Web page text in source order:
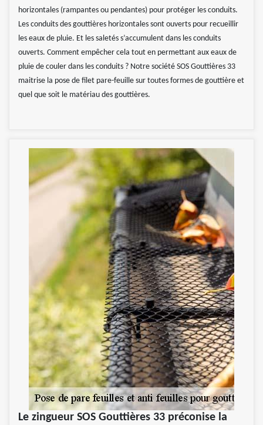
horizontales (rampantes ou pendantes) pour protéger les conduits.
Les conduits des gouttières horizontales sont ouverts pour recueillir
les eaux de pluie. Et les saletés s’accumulent dans les conduits
ouverts. Comment empêcher cela tout en permettant aux eaux de
pluie de couler dans les conduits ? Notre société SOS Gouttières 33
maitrise la pose de filet pare-feuille sur toutes formes de gouttière et
quel que soit le matériau des gouttières.
Le zingueur SOS Gouttières 33 préconise la